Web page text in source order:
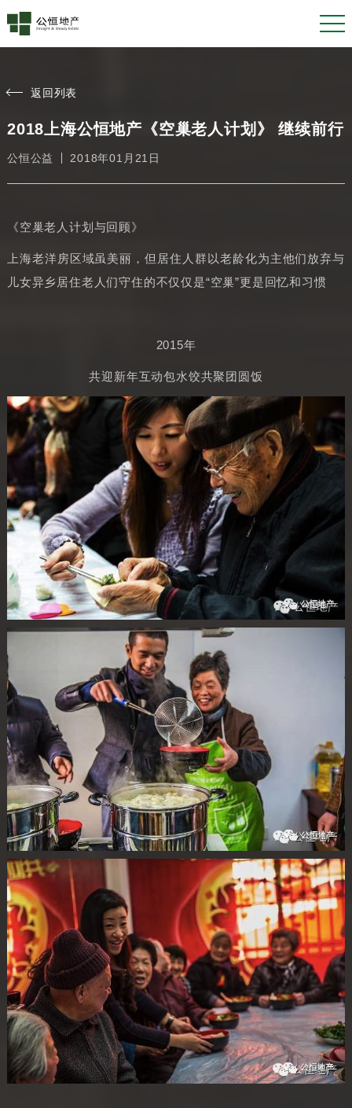
返回列表
2018上海公恒地产《空巢老人计划》 继续前行
公恒公益 2018年01月21日
《空巢老人计划与回顾》
上海老洋房区域虽美丽，但居住人群以老龄化为主他们放弃与
儿女异乡居住老人们守住的不仅仅是“空巢”更是回忆和习惯
2015年
共迎新年互动包水饺共聚团圆饭